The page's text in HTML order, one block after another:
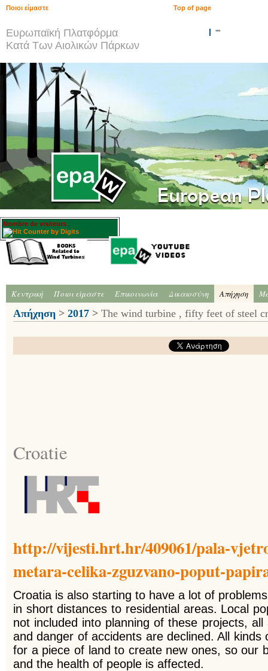
Ευρωπαϊκή Πλατφόρμα
Κατά Των Αιολικών Πάρκων
""
Nombre de visiteurs :
Κεντρική Ποιοι είμαστε Επικοινωνία Δικαιοσύνη Απήχηση
Απήχηση > 2017 > The wind turbine , fifty feet of steel
Croatie
http://vijesti.hrt.hr/409061/pala-
metara-celika-zguzvano-poput-
Croatia is also starting to have a lot of
in short distances to residential areas. Local
not included into planning of these projects,
and danger of accidents are declined. All
for a piece of land to create new ones, so our
and the health of people is affected.
Top of page
Ποιοι είμαστε